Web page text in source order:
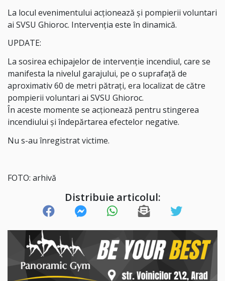
La locul evenimentului acționează și pompierii voluntari
ai SVSU Ghioroc. Intervenția este în dinamică.
UPDATE:
La sosirea echipajelor de intervenție incendiul, care se
manifesta la nivelul garajului, pe o suprafață de
aproximativ 60 de metri pătrați, era localizat de către
pompierii voluntari ai SVSU Ghioroc.
În aceste momente se acționează pentru stingerea
incendiului și îndepărtarea efectelor negative.
Nu s-au înregistrat victime.
FOTO: arhivă
Distribuie articolul: